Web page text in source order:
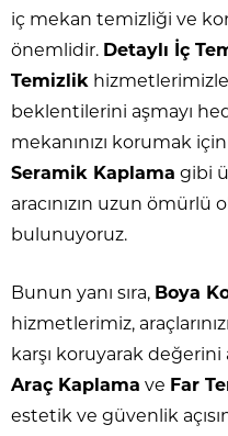
iç mekan temizliği ve
önemlidir. Detaylı İç
Temizlik
beklentilerini aşmayı
mekanınızı korumak için
Seramik Kaplama gibi
aracınızın uzun ömürlü
bulunuyoruz.
Bunun yanı sıra, Boya
hizmetlerimiz,
karşı koruyarak değerini
Araç Kaplama ve Far
estetik ve güvenlik